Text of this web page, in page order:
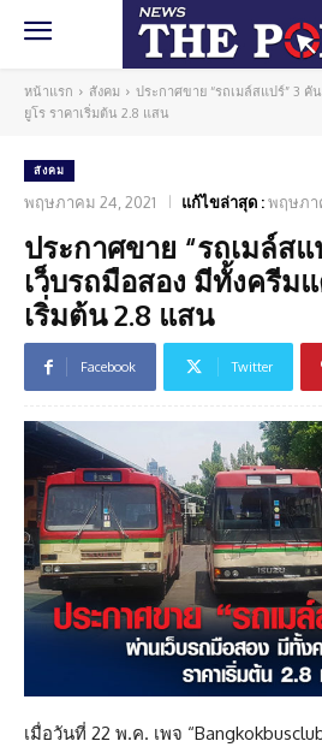
หน้าแรก สังคม
ประกาศขาย “รถเมล์สแปร์” 3 คั
ยูโร ราคาเริ่มต้น 2.8 แสน
สังคม
พฤษภาคม 24, 2021 แก้ไขล่าสุด :พฤษภา
ประกาศขาย “รถเมล์ส
เว็บรถมือสอง มีทั้งครีม
เริ่มต้น 2.8 แสน
Facebook Twitter
เมื่อวันที่ 22 พ.ค. เพจ